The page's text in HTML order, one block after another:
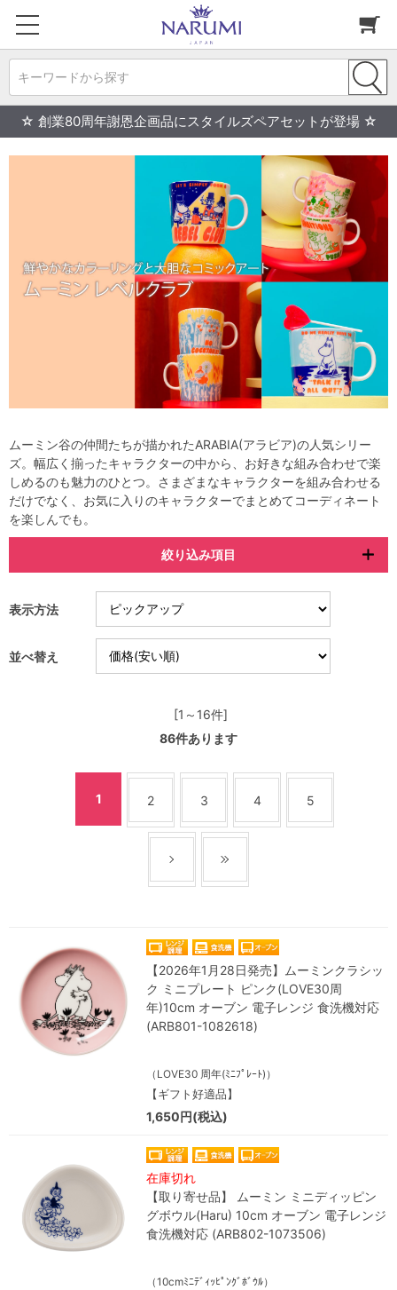
キーワードから探す
☆ 創業80周年謝恩企画品にスタイルズペアセットが登場 ☆
ムーミン谷の仲間たちが描かれたARABIA(アラビア)の人気シリー
ズ。幅広く揃ったキャラクターの中から、お好きな組み合わせで楽
しめるのも魅力のひとつ。さまざまなキャラクターを組み合わせる
だけでなく、お気に入りのキャラクターでまとめてコーディネート
を楽しんでも。
絞り込み項目
表示方法
並べ替え
[1～16件]
86件あります
1 2 3 4 5
【2026年1月28日発売】ムーミンクラシッ
ク ミニプレート ピンク(LOVE30周
年)10cm オーブン 電子レンジ 食洗機対応
(ARB801-1082618)
（LOVE30 周年(ﾐﾆﾌﾟﾚｰﾄ)）
【ギフト好適品】
1,650円(税込)
在庫切れ
【取り寄せ品】 ムーミン ミニディッピン
グボウル(Haru) 10cm オーブン 電子レンジ
食洗機対応 (ARB802-1073506)
（10cmﾐﾆﾃﾞｨｯﾋﾟﾝｸﾞﾎﾞｳﾙ）